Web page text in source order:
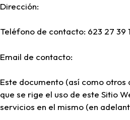
Dirección:
Teléfono de contacto: 623 27 39
Email de contacto:
Este documento (así como otros
que se rige el uso de este Sitio
servicios en el mismo (en